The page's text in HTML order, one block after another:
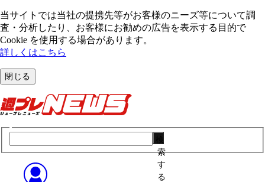
当サイトでは当社の提携先等がお客様のニーズ等について調
査・分析したり、お客様にお勧めの広告を表⽰する⽬的で
Cookie を使⽤する場合があります。
詳しくはこちら
閉じる
索
す
る